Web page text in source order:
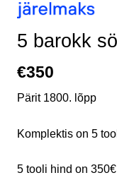
5 barokk
€350
Pärit 1800. lõpp
Komplektis on 5
5 tooli hind on 350€